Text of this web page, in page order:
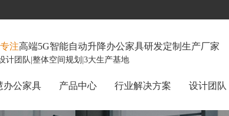
注高端5G智能自动升降办公家具研发定制生产厂家
计团队 |整体空间规划 |3大生产基地
办公家具 产品中心 行业解决方案 设计团队